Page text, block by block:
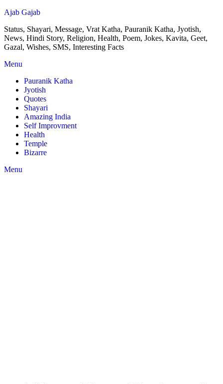
Ajab Gajab
Status, Shayari, Message, Vrat Katha, Pauranik Katha, Jyotish,
News, Hindi Story, Religion, Health, Poem, Jokes, Kavita, Geet,
Gazal, Wishes, SMS, Interesting Facts
Menu
Pauranik Katha
Jyotish
Quotes
Shayari
Amazing India
Self Improvment
Health
Temple
Bizarre
Menu